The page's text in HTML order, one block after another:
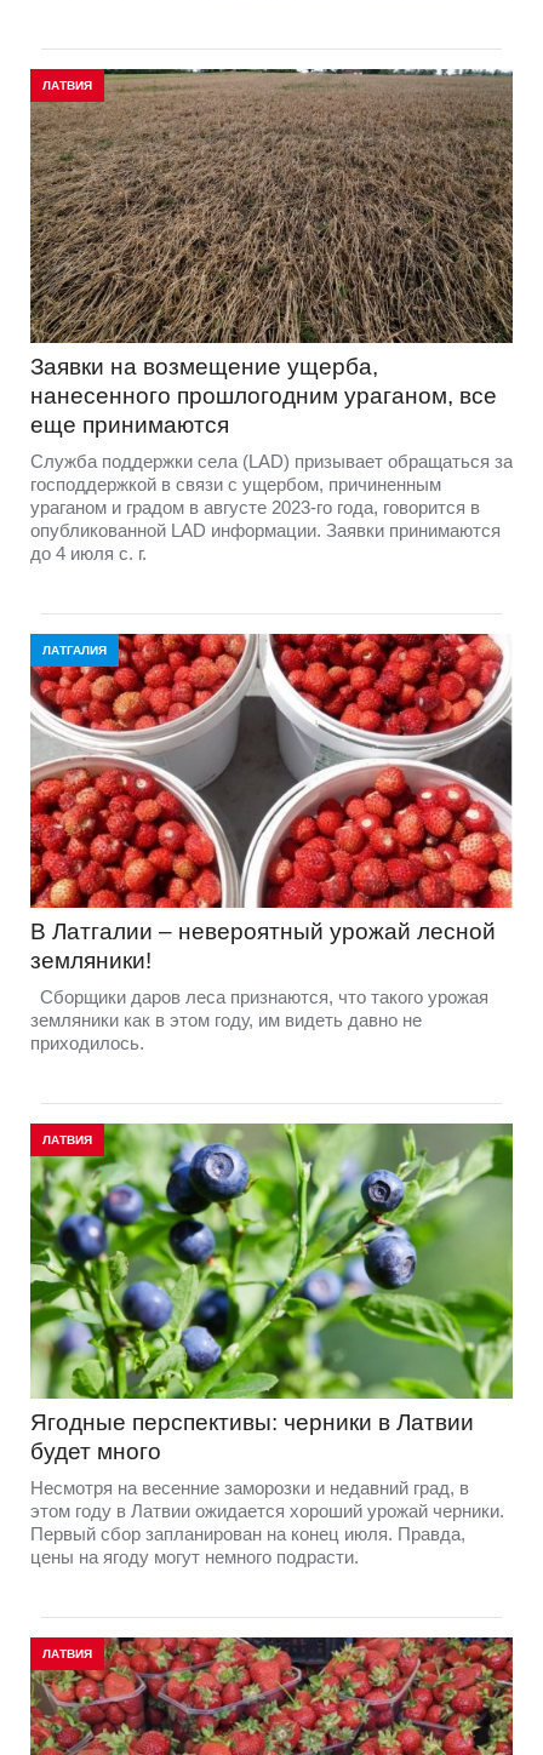
ЛАТВИЯ
Заявки на возмещение ущерба,
нанесенного прошлогодним ураганом, все
еще принимаются
Служба поддержки села (LAD) призывает обращаться за
господдержкой в связи с ущербом, причиненным
ураганом и градом в августе 2023-го года, говорится в
опубликованной LAD информации. Заявки принимаются
до 4 июля с. г.
ЛАТГАЛИЯ
В Латгалии – невероятный урожай лесной
земляники!
Сборщики даров леса признаются, что такого урожая
земляники как в этом году, им видеть давно не
приходилось.
ЛАТВИЯ
Ягодные перспективы: черники в Латвии
будет много
Несмотря на весенние заморозки и недавний град, в
этом году в Латвии ожидается хороший урожай черники.
Первый сбор запланирован на конец июля. Правда,
цены на ягоду могут немного подрасти.
ЛАТВИЯ